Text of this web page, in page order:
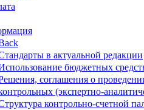
в актуальной редакции
бюджетных
соглашения о
(экспертно-
контрольно-счетной